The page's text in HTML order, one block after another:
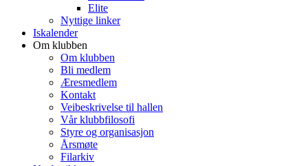
Elite
Nyttige linker
Iskalender
Om klubben
Om klubben
Bli medlem
Æresmedlem
Kontakt
Veibeskrivelse til hallen
Vår klubbfilosofi
Styre og organisasjon
Årsmøte
Filarkiv